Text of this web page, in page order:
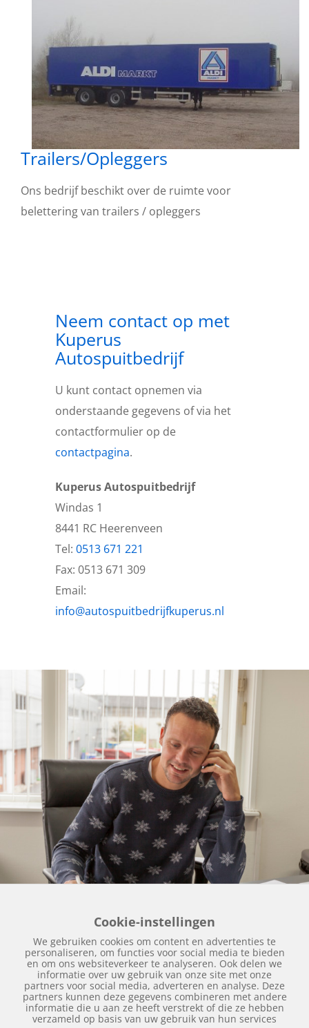
Trailers/Opleggers
Ons bedrijf beschikt over de ruimte voor
belettering van trailers / opleggers
Neem contact op met
Kuperus
Autospuitbedrijf
U kunt contact opnemen via
onderstaande gegevens of via het
contactformulier op de
contactpagina.
Kuperus Autospuitbedrijf
Windas 1
8441 RC Heerenveen
Tel: 0513 671 221
Fax: 0513 671 309
Email:
info@autospuitbedrijfkuperus.nl
© Copyright2026 | Autospuitbedrijf Kuperus | Realisatie
doorSiteOnline |Privacy verklaring|Disclaimer|
Sitemap
Cookie-instellingen
We gebruiken cookies om content en advertenties te
personaliseren, om functies voor social media te bieden
en om ons websiteverkeer te analyseren. Ook delen we
informatie over uw gebruik van onze site met onze
partners voor social media, adverteren en analyse. Deze
partners kunnen deze gegevens combineren met andere
informatie die u aan ze heeft verstrekt of die ze hebben
verzameld op basis van uw gebruik van hun services